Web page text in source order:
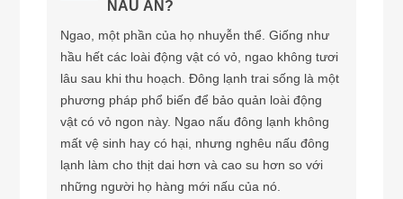
NẤU ĂN?
Ngao, một phần của họ nhuyễn thể. Giống như
hầu hết các loài động vật có vỏ, ngao không tươi
lâu sau khi thu hoạch. Đông lạnh trai sống là một
phương pháp phổ biến để bảo quản loài động
vật có vỏ ngon này. Ngao nấu đông lạnh không
mất vệ sinh hay có hại, nhưng nghêu nấu đông
lạnh làm cho thịt dai hơn và cao su hơn so với
những người họ hàng mới nấu của nó.